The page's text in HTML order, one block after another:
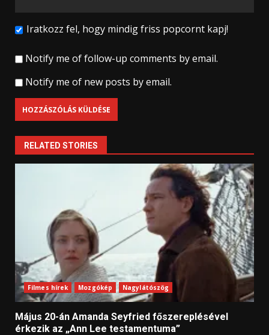
Iratkozz fel, hogy mindig friss popcornt kapj!
Notify me of follow-up comments by email.
Notify me of new posts by email.
RELATED STORIES
Filmes hírek Mozgókép Nagylátószög
Május 20-án Amanda Seyfried főszereplésével
érkezik az „Ann Lee testamentuma”